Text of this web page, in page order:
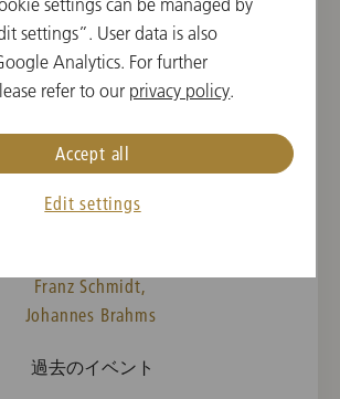
2026年3月21日(土)
Music Concert in
State Opera
11:00 開演
劇場, マーラーザール, ウィーン,
オーストリア
Franz Schmidt,
Johannes Brahms
過去のイベント
settings”. User data is also
Analytics. For further
refer to our privacy policy.
Edit settings
Accept all